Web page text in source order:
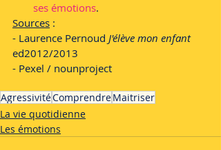
ses émotions.
Sources :
- Laurence Pernoud J'élève mon enfant
ed2012/2013
- Pexel / nounproject
AgressivitéComprendreMaitriser
La vie quotidienne
Les émotions